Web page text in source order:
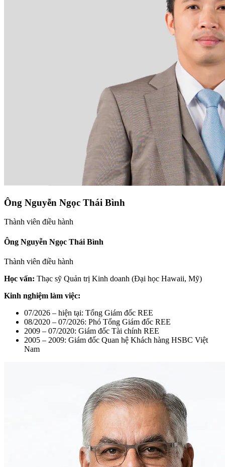
Ông Nguyễn Ngọc Thái Bình
Thành viên điều hành
Ông Nguyễn Ngọc Thái Bình
Thành viên điều hành
Học vấn: Thạc sỹ Quản trị Kinh doanh (Đại học Hawaii, Mỹ)
Kinh nghiệm làm việc:
07/2026 – hiện tại: Tổng Giám đốc REE
08/2020 – 07/2026: Phó Tổng Giám đốc REE
2009 – 07/2020: Giám đốc Tài chính REE
2005 – 2009: Giám đốc Quan hệ Khách hàng HSBC Việt
Nam